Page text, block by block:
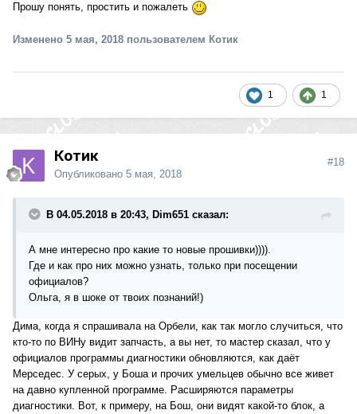
Прошу понять, простить и пожалеть
Изменено 5 мая, 2018 пользователем Котик
1 1
Котик
Опубликовано 5 мая, 2018
#18
В 04.05.2018 в 20:43, Dim651 сказал:
А мне интересно про какие то новые прошивки)))).
Где и как про них можно узнать, только при посещении
официалов?
Ольга, я в шоке от твоих познаний!)
Дима, когда я спрашивала на Орбели, как так могло случиться, что
кто-то по ВИНу видит запчасть, а вы нет, то мастер сказал, что у
официалов программы диагностики обновляются, как даёт
Мерседес. У серых, у Боша и прочих умельцев обычно все живет
на давно купленной программе. Расширяются параметры
диагностики. Вот, к примеру, на Бош, они видят какой-то блок, а